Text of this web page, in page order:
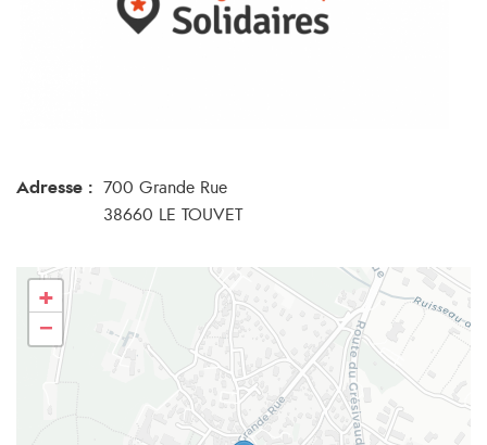
Adresse :
700 Grande Rue
38660 LE TOUVET
+
−